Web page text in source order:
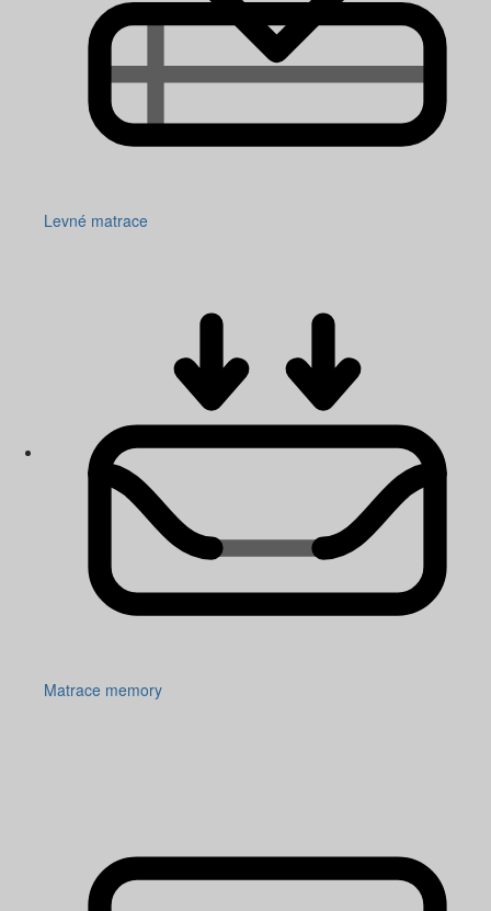
Levné matrace
Matrace memory